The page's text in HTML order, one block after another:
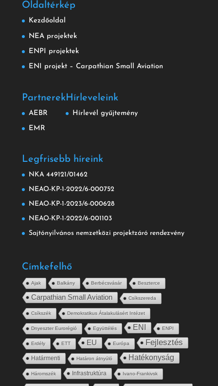
Oldaltérkép
Kezdőoldal
NEA projektek
ENPI projektek
ENI projekt – Carpathian Small Aviation
Partnerek
AEBR
EMR
Hírleveleink
Hírlevél gyűjtemény
Legfrisebb híreink
NKA 449121/01462
NEAO-KP-1-2022/6-000752
NEAO-KP-1-2023/6-000628
NEAO-KP-1-2022/6-001103
Sajtónyilvános nemzetközi projektzáró rendezvény
Címkefelhő
Ajak Balkány Berbécsvásár Beszterce
Carpathian Small Aviation Csíkszereda
Csíkszék Demokratikus Átalakulásért Intézet
Dnyeszter Eurorégió Együttélés ENI ENPI
Erdély ETT EU Európa Fejlesztés
Határmenti Határon átnyúló Hatékonyság
Háromszék Infrastruktúra Ivano-Frankivsk